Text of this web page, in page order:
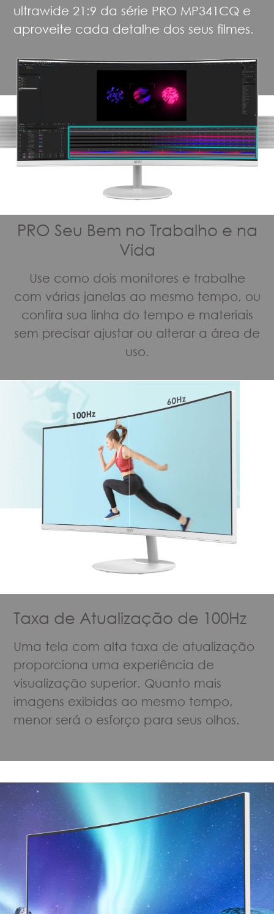
ultrawide 21:9 da série PRO MP341CQ e
aproveite cada detalhe dos seus filmes.
PRO Seu Bem no Trabalho e na
Vida
Use como dois monitores e trabalhe
com várias janelas ao mesmo tempo, ou
confira sua linha do tempo e materiais
sem precisar ajustar ou alterar a área de
uso.
Taxa de Atualização de 100Hz
Uma tela com alta taxa de atualização
proporciona uma experiência de
visualização superior. Quanto mais
imagens exibidas ao mesmo tempo,
menor será o esforço para seus olhos.